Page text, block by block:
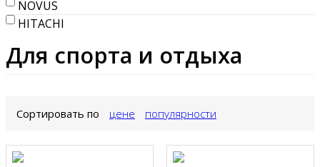
NOVUS
HITACHI
Для спорта и отдыха
Сортировать по цене популярности